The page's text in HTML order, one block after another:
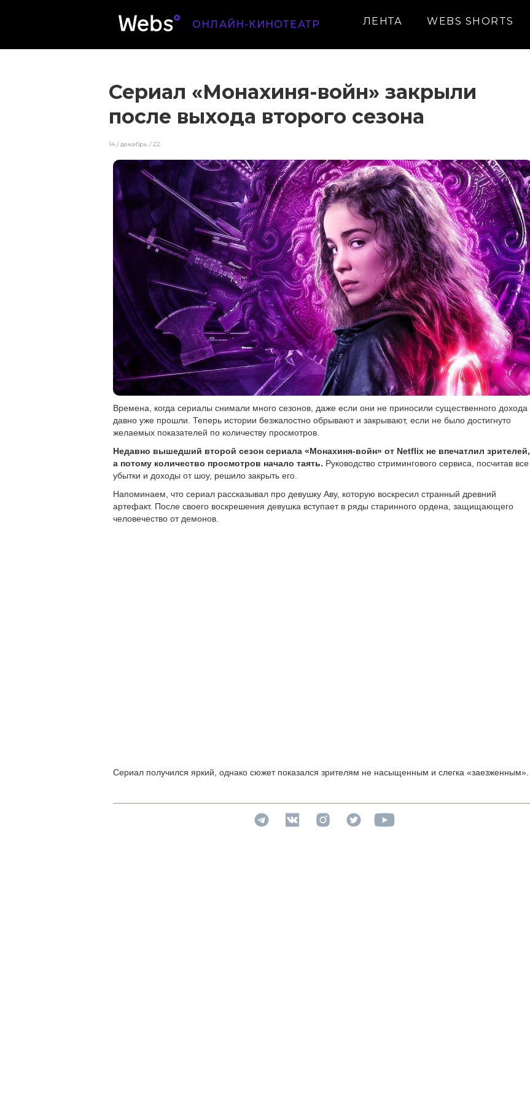
ОНЛАЙН-КИНОТЕАТР ЛЕНТА WEBS SHORTS
Сериал «Монахиня-войн» закрыли
после выхода второго сезона
14 / декабрь / 22
Времена, когда сериалы снимали много сезонов, даже если они не приносили существенного дохода
давно уже прошли. Теперь истории безжалостно обрывают и закрывают, если не было достигнуто
желаемых показателей по количеству просмотров.
Недавно вышедший второй сезон сериала «Монахиня-войн» от Netflix не впечатлил зрителей,
а потому количество просмотров начало таять. Руководство стримингового сервиса, посчитав все
убытки и доходы от шоу, решило закрыть его.
Напоминаем, что сериал рассказывал про девушку Аву, которую воскресил странный древний
артефакт. После своего воскрешения девушка вступает в ряды старинного ордена, защищающего
человечество от демонов.
Сериал получился яркий, однако сюжет показался зрителям не насыщенным и слегка «заезженным».